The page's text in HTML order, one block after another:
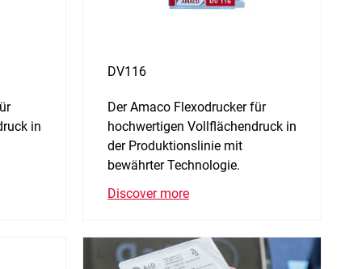
in
DV116
Der Amaco Flexodrucker für
hochwertigen Vollflächendruck in
der Produktionslinie mit
bewährter Technologie.
Discover more